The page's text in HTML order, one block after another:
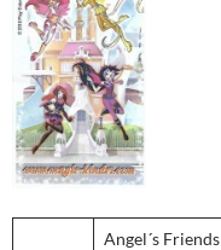
Angel´s Friends